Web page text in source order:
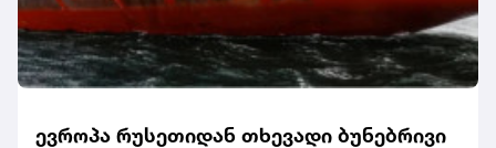
ევროპა რუსეთიდან თხევადი ბუნებრივი